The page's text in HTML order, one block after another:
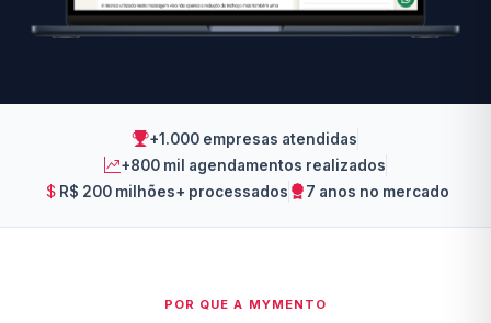
+1.000 empresas atendidas
+800 mil agendamentos realizados
R$ 200 milhões+ processados
7 anos no mercado
POR QUE A MYMENTO